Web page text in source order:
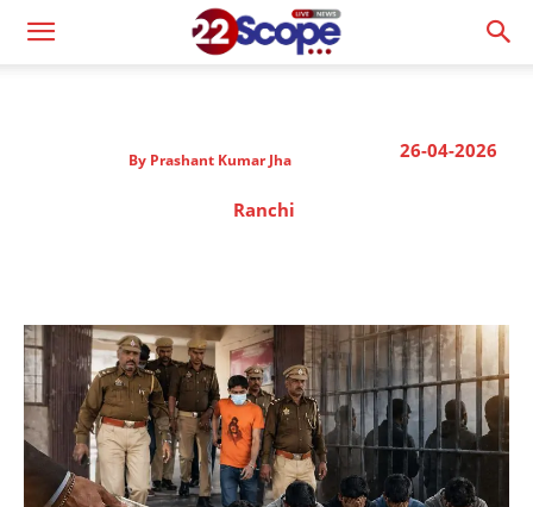
26-04-2026
By Prashant Kumar Jha
Ranchi